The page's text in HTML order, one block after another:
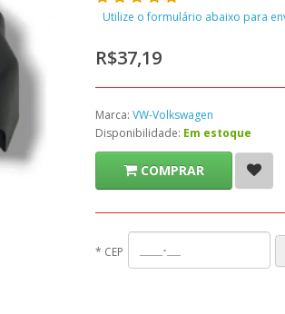
Utilize o formulário abaixo para
R$37,19
Marca: VW-Volkswagen
Disponibilidade: Em estoque
COMPRAR
* CEP